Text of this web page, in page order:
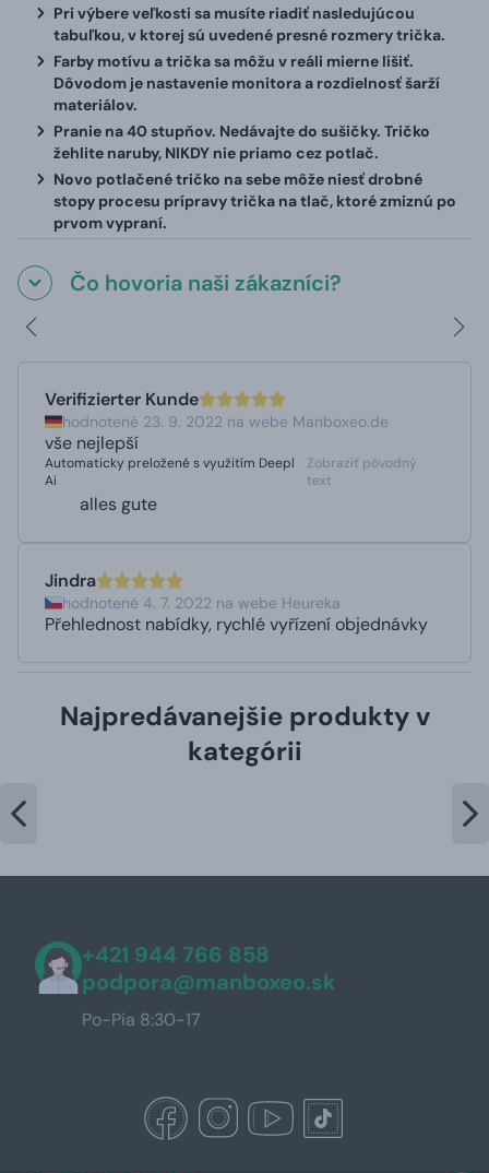
Pri výbere veľkosti sa musíte riadiť nasledujúcou
tabuľkou, v ktorej sú uvedené presné rozmery trička.
Farby motívu a trička sa môžu v reáli mierne líšiť.
Dôvodom je nastavenie monitora a rozdielnosť šarží
materiálov.
Pranie na 40 stupňov. Nedávajte do sušičky. Tričko
žehlite naruby, NIKDY nie priamo cez potlač.
Novo potlačené tričko na sebe môže niesť drobné
stopy procesu prípravy trička na tlač, ktoré zmiznú po
prvom vypraní.
Čo hovoria naši zákazníci?
Verifizierter Kunde
hodnotené 23. 9. 2022 na webe Manboxeo.de
vše nejlepší
Automaticky preložené s využitím Deepl
Ai
Zobraziť pôvodný
text
alles gute
Jindra
hodnotené 4. 7. 2022 na webe Heureka
Přehlednost nabídky, rychlé vyřízení objednávky
Najpredávanejšie produkty v
kategórii
+421 944 766 858
podpora@manboxeo.sk
Po-Pia 8:30-17